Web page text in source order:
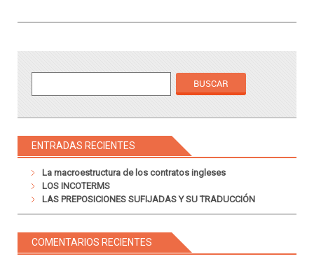
ENTRADAS RECIENTES
La macroestructura de los contratos ingleses
LOS INCOTERMS
LAS PREPOSICIONES SUFIJADAS Y SU TRADUCCIÓN
COMENTARIOS RECIENTES